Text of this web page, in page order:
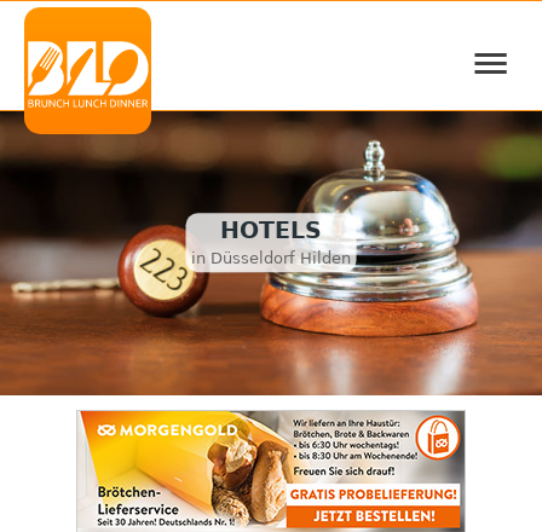
≡
HOTELS
in Düsseldorf Hilden